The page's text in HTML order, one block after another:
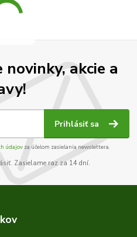
akcie a
Prihlásiť sa
údajov za účelom zasielania newslettera.
Zasielame raz za 14 dní.